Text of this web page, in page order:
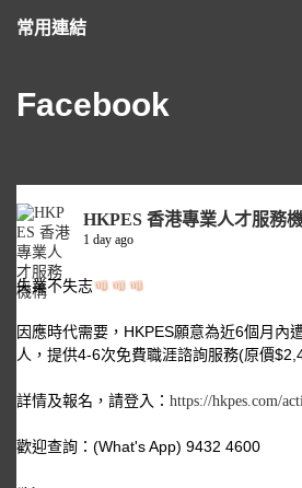
常用連結
Facebook
HKPES 香港專業人才服務
1 day ago
失業不失志
因應時代需要，HKPES願意為近6個月內
人，提供4-6次免費職涯諮詢服務(原價
詳情及報名，請登入： https://hkpes.com/
歡迎查詢：(What's App) 9432 4600